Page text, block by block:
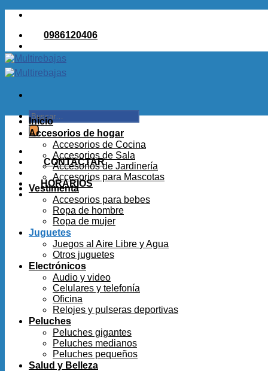
Saltar
contenido0986120406
Buscar
por:
CONTACTAR
HORARIOS
Inicio
Accesorios de hogar
Accesorios de Cocina
Accesorios de Sala
Accesorios de Jardinería
Accesorios para Mascotas
Vestimenta
Accesorios para bebes
Ropa de hombre
Ropa de mujer
Juguetes
Juegos al Aire Libre y Agua
Otros juguetes
Electrónicos
Audio y video
Celulares y telefonía
Oficina
Relojes y pulseras deportivas
Peluches
Peluches gigantes
Peluches medianos
Peluches pequeños
Salud y Belleza